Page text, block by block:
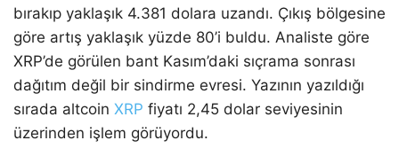
bırakıp yaklaşık 4.381 dolara uzandı. Çıkış bölgesine
göre artış yaklaşık yüzde 80’i buldu. Analiste göre
XRP’de görülen bant Kasım’daki sıçrama sonrası
dağıtım değil bir sindirme evresi. Yazının yazıldığı
sırada altcoin XRP fiyatı 2,45 dolar seviyesinin
üzerinden işlem görüyordu.